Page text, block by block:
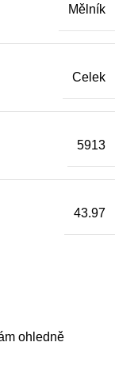
Mělník
Celek
5913
43.97
ohledně